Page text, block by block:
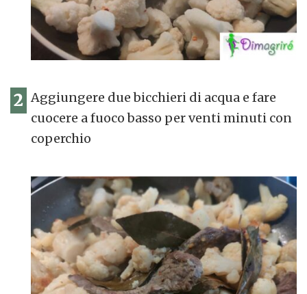
2 Aggiungere due bicchieri di acqua e fare
cuocere a fuoco basso per venti minuti con
coperchio